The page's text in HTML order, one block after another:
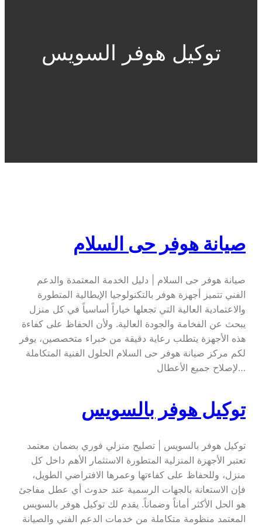
توكيل هوفر السويس
صيانة هوفر حى السلام
صيانة هوفر حى السلام | دليل الخدمة المعتمدة والدعم
الفني تتميز أجهزة هوفر بالتكنولوجيا الإيطالية المتطورة
والاعتمادية العالية التي تجعلها خياراً أساسياً في كل منزل
يبحث عن الفخامة والجودة العالية. ولأن الحفاظ على كفاءة
هذه الأجهزة يتطلب رعاية دقيقة من خبراء متخصصين، يوفر
لكم مركز صيانة هوفر حى السلام الحلول الفنية المتكاملة
لإصلاح جميع الأعطال…
توكيل هوفر بالسويس
توكيل هوفر بالسويس | تصليح منزلي فوري بضمان معتمد
تعتبر الأجهزة المنزلية المتطورة الاستثمار الأهم داخل كل
منزل، وللحفاظ على كفاءتها وعمرها الافتراضي الطويل،
فإن الاستعانة بالجهات الرسمية عند حدوث أي عطل مفاجئ
هو الحل الأكثر أماناً وضماناً. يقدم لك توكيل هوفر بالسويس
المعتمد منظومة متكاملة من خدمات الدعم الفني والصيانة